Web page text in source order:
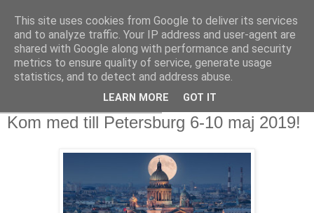
Kom med till Petersburg 6-10 maj 2019!
This site uses cookies from Google to deliver its services
and to analyze traffic. Your IP address and user-agent are
shared with Google along with performance and security
metrics to ensure quality of service, generate usage
statistics, and to detect and address abuse.
LEARN MORE GOT IT